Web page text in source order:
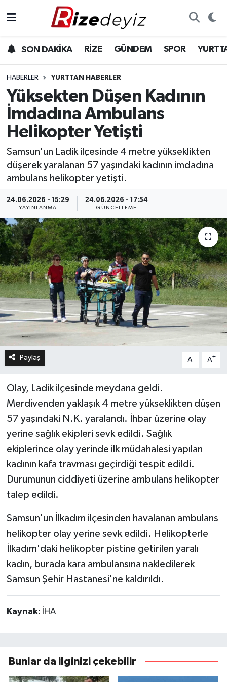
SON DAKİKA RİZE GÜNDEM SPOR
HABERLER YURTTAN HABERLER
Yüksekten Düşen Kadının
İmdadına Ambulans
Helikopter Yetişti
Samsun'un Ladik ilçesinde 4 metre yükseklikten
düşerek yaralanan 57 yaşındaki kadının imdadına
ambulans helikopter yetişti.
24.06.2026 - 15:29
YAYINLANMA
24.06.2026 - 17:54
GÜNCELLEME
Paylaş A- A+
Olay, Ladik ilçesinde meydana geldi.
Merdivenden yaklaşık 4 metre yükseklikten düşen
57 yaşındaki N.K. yaralandı. İhbar üzerine olay
yerine sağlık ekipleri sevk edildi. Sağlık
ekiplerince olay yerinde ilk müdahalesi yapılan
kadının kafa travması geçirdiği tespit edildi.
Durumunun ciddiyeti üzerine ambulans helikopter
talep edildi.
Samsun'un İlkadım ilçesinden havalanan ambulans
helikopter olay yerine sevk edildi. Helikopterle
İlkadım'daki helikopter pistine getirilen yaralı
kadın, burada kara ambulansına nakledilerek
Samsun Şehir Hastanesi'ne kaldırıldı.
Kaynak: İHA
Bunlar da ilginizi çekebilir
Gündem
Yurttan Haberler
Ekonomi
Teknoloji
Sağlık
Rize Hava Durumu
Rize Trafik Yoğunluk Haritası
Süper Lig Puan Durumu ve Fikstür
Tüm Manşetler
Son Dakika Haberleri